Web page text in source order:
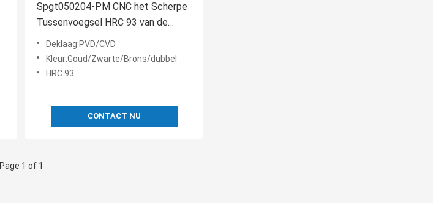
Spgt050204-PM CNC het Scherpe
Tussenvoegsel HRC 93 van de
Hulpmiddelen Indexable Boor
Deklaag:PVD/CVD
Kleur:Goud/Zwarte/Brons/dubbel
HRC:93
CONTACT NU
Page 1 of 1